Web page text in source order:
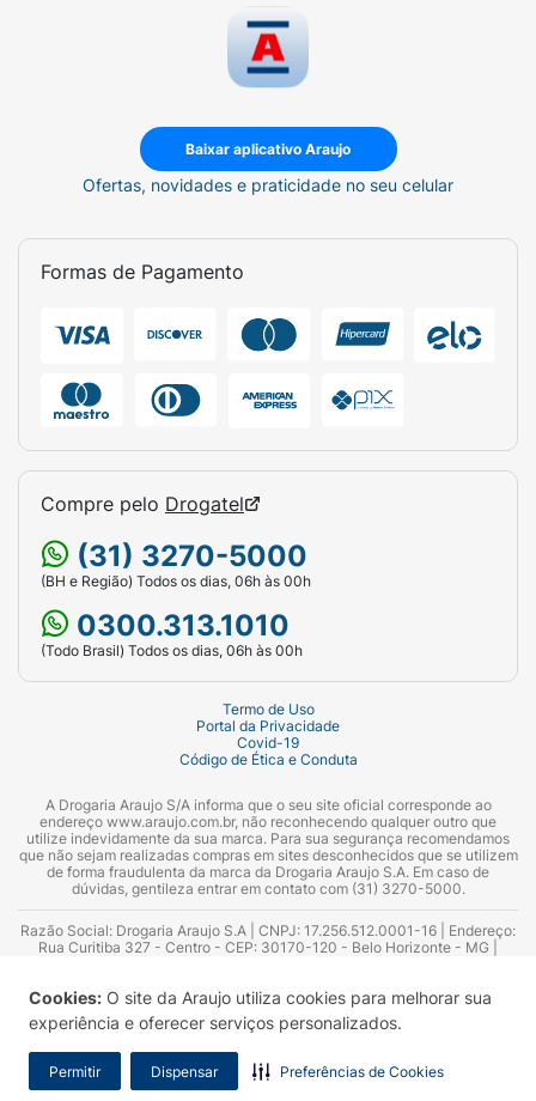
Cookies: O site da Araujo utiliza cookies para melhorar sua
experiência e oferecer serviços personalizados.
Permitir Dispensar Preferências de Cookies
Baixar aplicativo Araujo
Ofertas, novidades e praticidade no seu celular
Formas de Pagamento
Compre pelo Drogatel
(31) 3270-5000
(BH e Região) Todos os dias, 06h às 00h
0300.313.1010
(Todo Brasil) Todos os dias, 06h às 00h
Termo de Uso
Portal da Privacidade
Covid-19
Código de Ética e Conduta
A Drogaria Araujo S/A informa que o seu site oficial corresponde ao
endereço www.araujo.com.br, não reconhecendo qualquer outro que
utilize indevidamente da sua marca. Para sua segurança recomendamos
que não sejam realizadas compras em sites desconhecidos que se utilizem
de forma fraudulenta da marca da Drogaria Araujo S.A. Em caso de
dúvidas, gentileza entrar em contato com (31) 3270-5000.
Razão Social: Drogaria Araujo S.A | CNPJ: 17.256.512.0001-16 | Endereço:
Rua Curitiba 327 - Centro - CEP: 30170-120 - Belo Horizonte - MG |
Azevedo Guimarães – CRF 10.965 | Yasmin Silva Alvarenga – CRF 52.584 -
Consultor substituto: Thiago Aguiar Pinheiro - CRF Nº 13.748. Alvará
Sanitário: 2025020713 | Autorização de Funcionamento da Empresa (AFE):